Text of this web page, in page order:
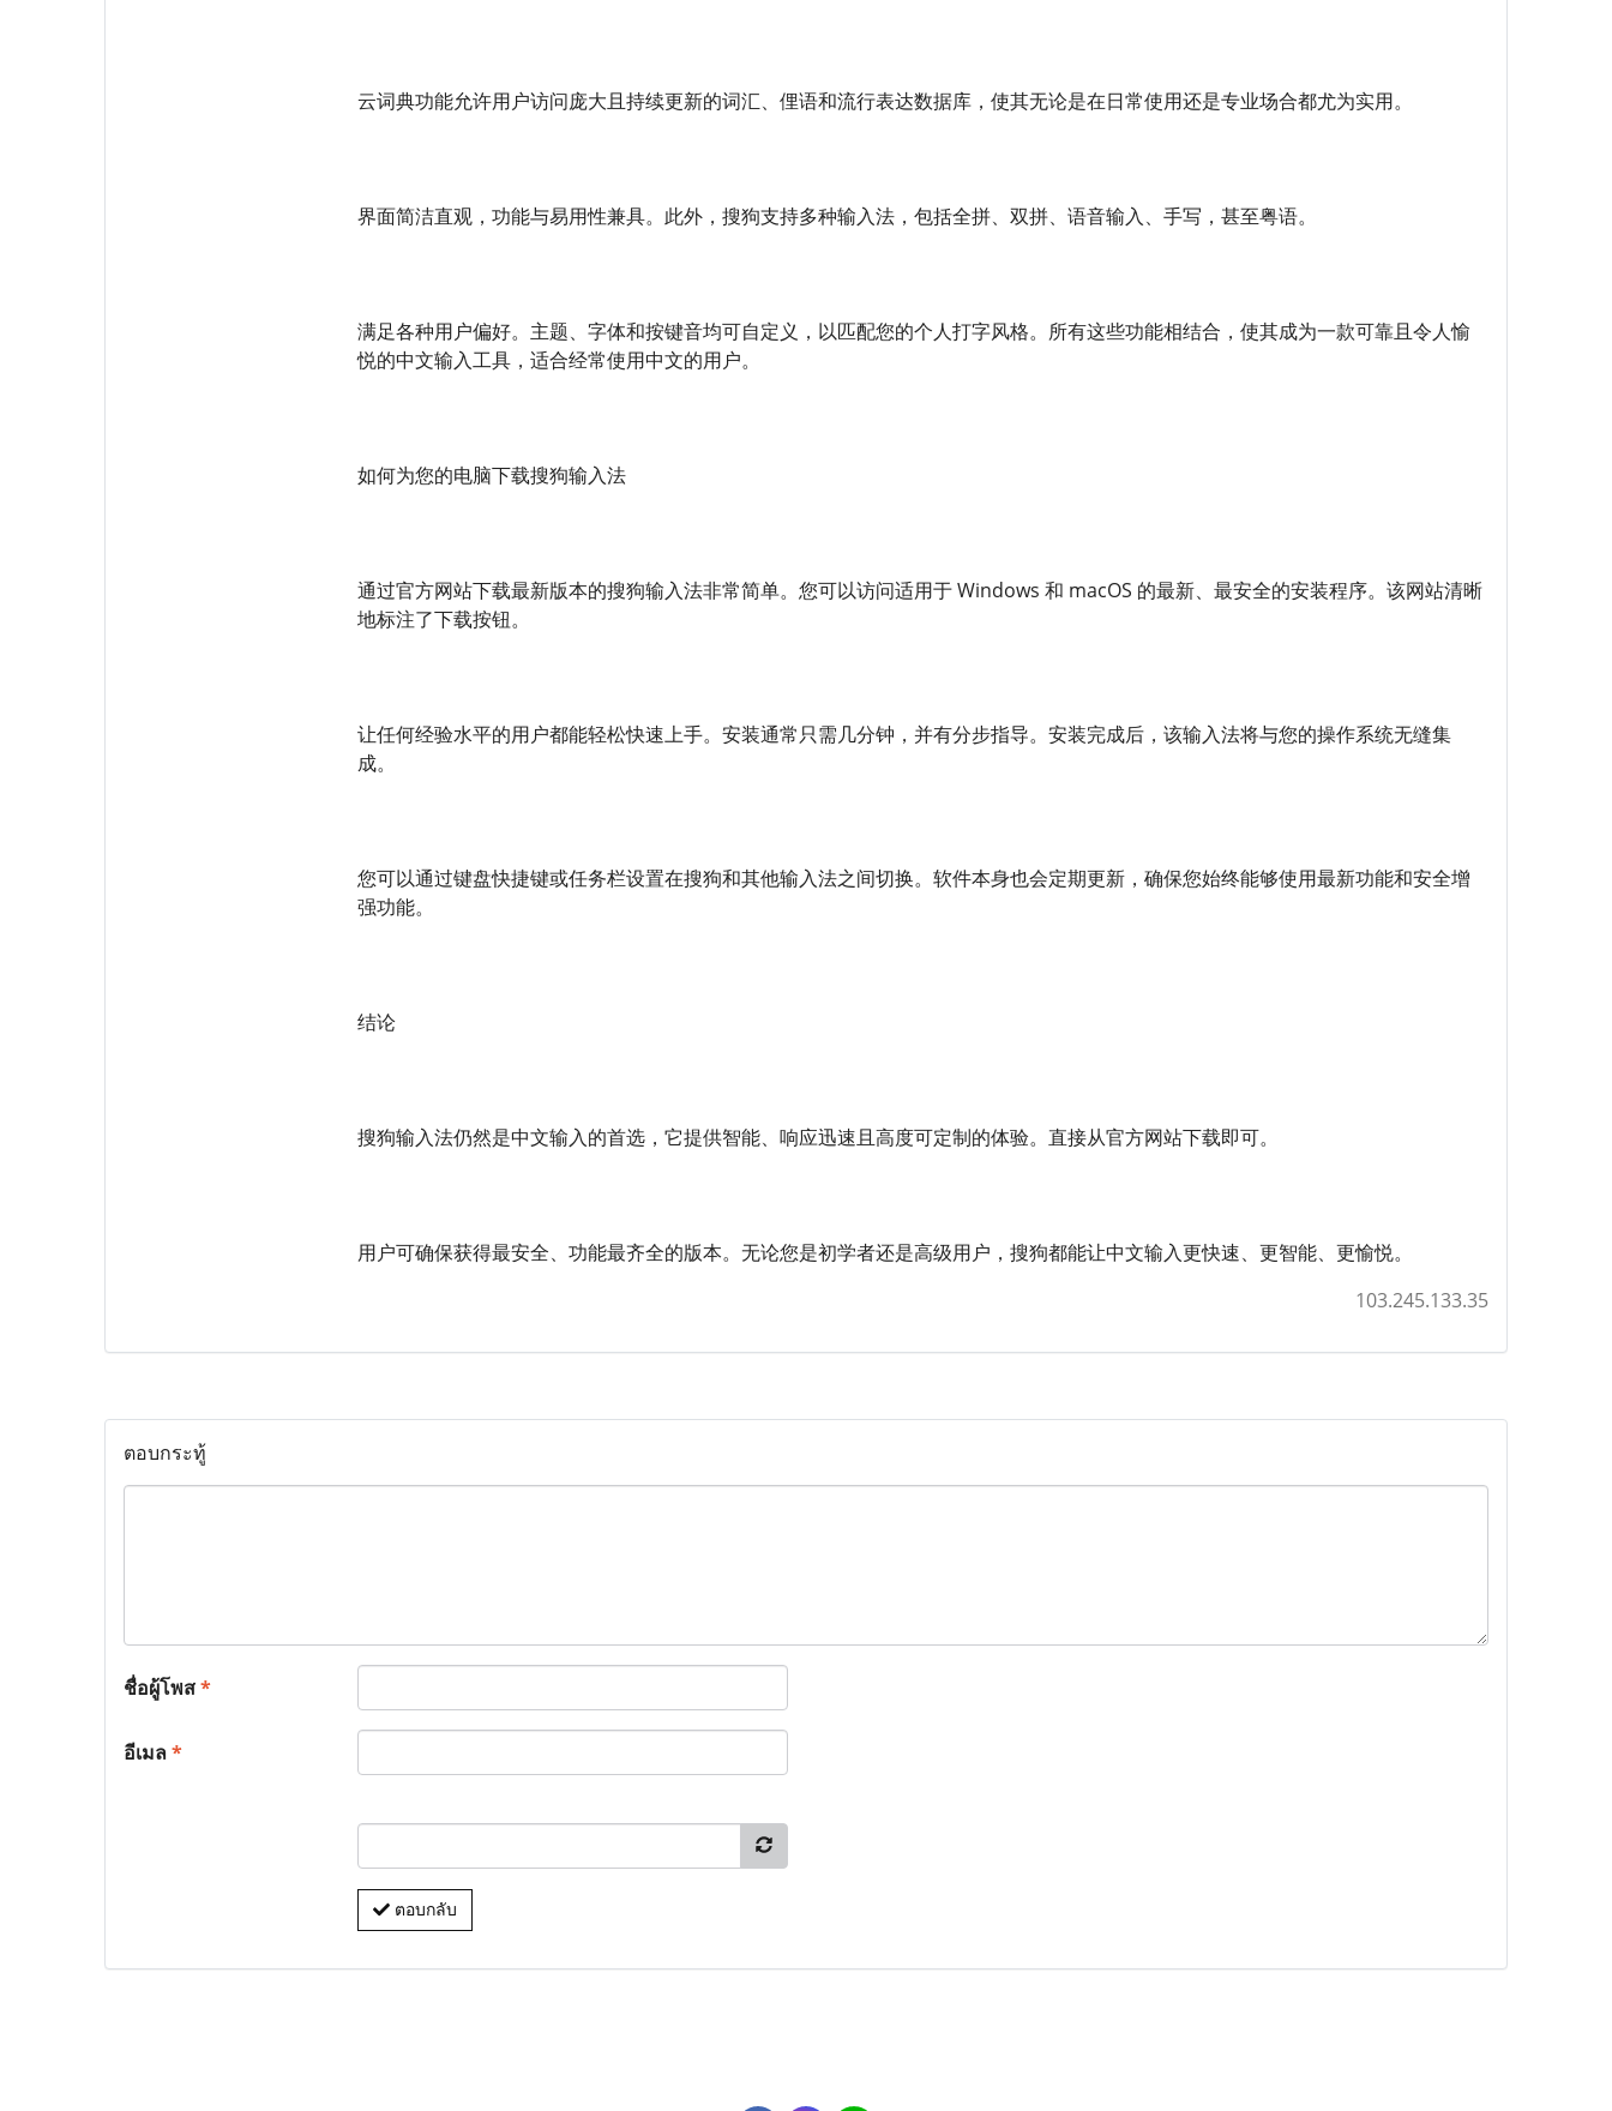
云词典功能允许用户访问庞大且持续更新的词汇、俚语和流行表达数据库，使其无论是在日常使用还是专业场合都尤为实用。
界面简洁直观，功能与易用性兼具。此外，搜狗支持多种输入法，包括全拼、双拼、语音输入、手写，甚至粤语。
满足各种用户偏好。主题、字体和按键音均可自定义，以匹配您的个人打字风格。所有这些功能相结合，使其成为一款可靠且令人愉
悦的中文输入工具，适合经常使用中文的用户。
如何为您的电脑下载搜狗输入法
通过官方网站下载最新版本的搜狗输入法非常简单。您可以访问适用于 Windows 和 macOS 的最新、最安全的安装程序。该网站清晰
地标注了下载按钮。
让任何经验水平的用户都能轻松快速上手。安装通常只需几分钟，并有分步指导。安装完成后，该输入法将与您的操作系统无缝集
成。
您可以通过键盘快捷键或任务栏设置在搜狗和其他输入法之间切换。软件本身也会定期更新，确保您始终能够使用最新功能和安全增
强功能。
结论
搜狗输入法仍然是中文输入的首选，它提供智能、响应迅速且高度可定制的体验。直接从官方网站下载即可。
用户可确保获得最安全、功能最齐全的版本。无论您是初学者还是高级用户，搜狗都能让中文输入更快速、更智能、更愉悦。
103.245.133.35
ตอบกระทู้
ชื่อผู้โพส*
อีเมล*
ตอบกลับ